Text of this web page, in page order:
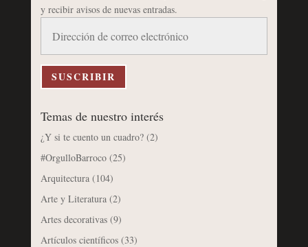
y recibir avisos de nuevas entradas.
correo
electrónico
SUSCRIBIR
Temas de nuestro interés
¿Y si te cuento un cuadro?(2)
#OrgulloBarroco(25)
Arquitectura(104)
Arte y Literatura(2)
Artes decorativas(9)
Artículos científicos(33)